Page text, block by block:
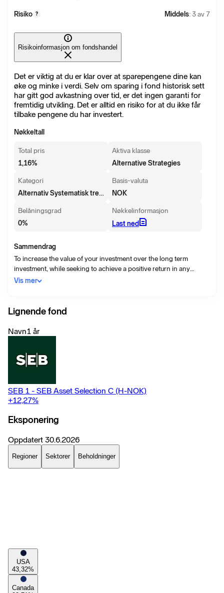
Risiko ? Middels: 3 av 7
Risikoinformasjon om fondshandel
Det er viktig at du er klar over at sparepengene dine kan
øke og minke i verdi. Selv om sparing i fond historisk sett
har gitt god avkastning over tid, er det ingen garanti for
fremtidig utvikling. Det er alltid en risiko for at du ikke får
tilbake pengene du har investert.
Nøkkeltall
Total pris
1,16%
Aktiva klasse
Alternative Strategies
Kategori
Alternativ Systematisk trend - Øvrige
Basis-valuta
NOK
Belåningsgrad
0%
Nøkkelinformasjon
Last ned
Sammendrag
To increase the value of your investment over the long term
investment, while seeking to achieve a positive return in any
market conditions (absolute return). The fund mainly invests,
world. Specifically, the fund seeks exposure to the above asset
classes by investing in derivatives on indices.
Vis mer
Lignende fond
Navn1 år
SEB 1 - SEB Asset Selection C (H-NOK)
+12,27%
Eksponering
Oppdatert 30.6.2026
Regioner Sektorer Beholdninger
USA
43,32%
Canada